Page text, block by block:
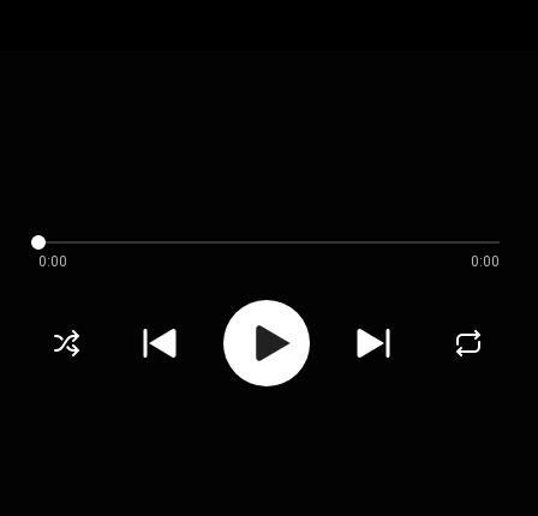
0:00 0:00